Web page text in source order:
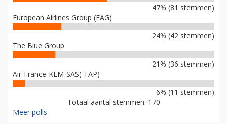
47% (81 stemmen)
European Airlines Group (EAG)
24% (42 stemmen)
The Blue Group
21% (36 stemmen)
Air-France-KLM-SAS(-TAP)
6% (11 stemmen)
Totaal aantal stemmen: 170
Meer polls